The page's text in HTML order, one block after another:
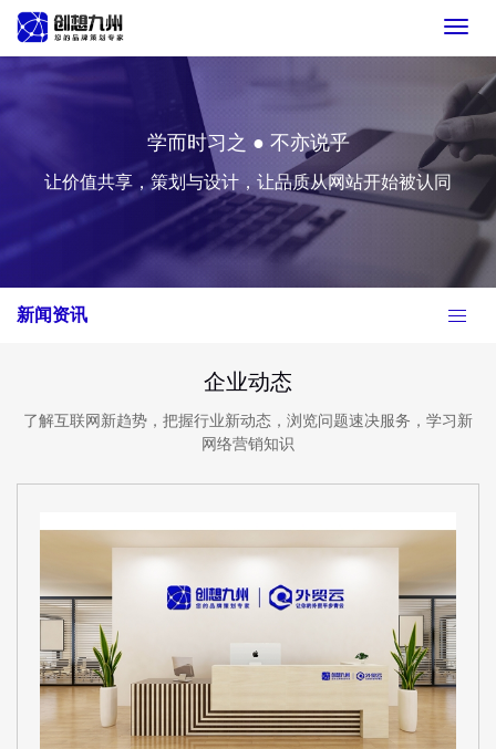
学而时习之 ● 不亦说乎
让价值共享，策划与设计，让品质从网站开始被认同
新闻资讯
企业动态
了解互联网新趋势，把握行业新动态，浏览问题速决服务，学习新
网络营销知识